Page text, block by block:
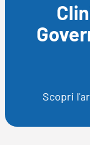
Scopri